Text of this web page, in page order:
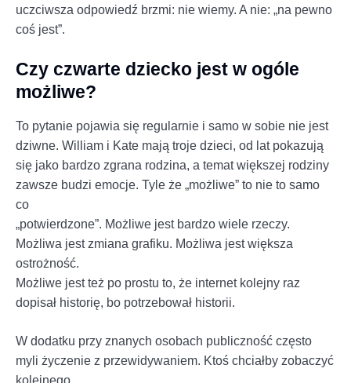
uczciwsza odpowiedź brzmi: nie wiemy. A nie: „na pewno
coś jest”.
Czy czwarte dziecko jest w ogóle
możliwe?
To pytanie pojawia się regularnie i samo w sobie nie jest
dziwne. William i Kate mają troje dzieci, od lat pokazują
się jako bardzo zgrana rodzina, a temat większej rodziny
zawsze budzi emocje. Tyle że „możliwe” to nie to samo
co
„potwierdzone”. Możliwe jest bardzo wiele rzeczy.
Możliwa jest zmiana grafiku. Możliwa jest większa
ostrożność.
Możliwe jest też po prostu to, że internet kolejny raz
dopisał historię, bo potrzebował historii.
W dodatku przy znanych osobach publiczność często
myli życzenie z przewidywaniem. Ktoś chciałby zobaczyć